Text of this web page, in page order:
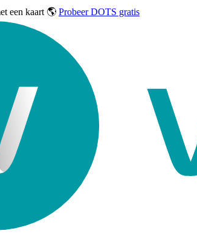
een kaart 🌎 Probeer DOTS gratis